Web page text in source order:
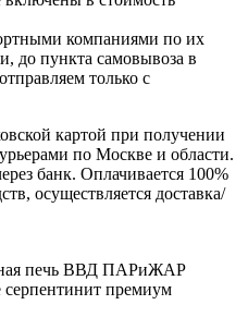
компаниями по их
до пункта самовывоза в
только с
картой при получении
по Москве и области.
банк. Оплачивается 100%
осуществляется доставка/